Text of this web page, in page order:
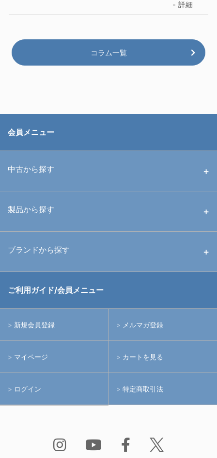
詳細
コラム一覧
会員メニュー
中古から探す
中古ハウジング
中古アームシステム
製品から探す
ハウジング
水中用品
ブランドから探す
RGBlue
イノン
フィッシュアイ
ご利用ガイド/会員メニュー
新規会員登録 メルマガ登録
マイページ カートを見る
ログイン 特定商取引法